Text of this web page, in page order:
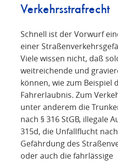
Verkehrsstrafrecht
Schnell ist der Vorwurf
einer
Viele wissen nicht, daß
weitreichende und
können, wie zum Beispiel
Fahrerlaubnis. Zum
unter anderem die
nach § 316 StGB, illegale
315d, die Unfallflucht
Gefährdung des
oder auch die fahrlässige